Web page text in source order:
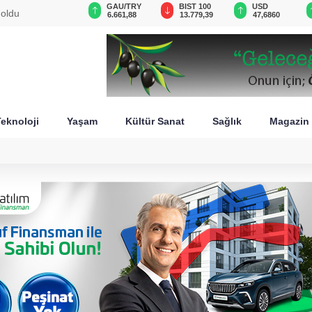
BIST 100
13.779,39
USD
47,6860
EUR
55,1712
Yaşam Kültür Sanat Sağlık Magazin